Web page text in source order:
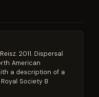
2011. Dispersal
American
a description of a
Society B